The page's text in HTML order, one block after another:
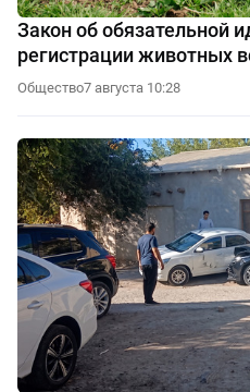
Закон об обязательной
регистрации животных
Общество7 августа 10:28